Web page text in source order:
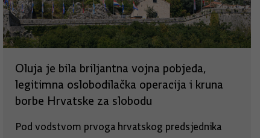
Oluja je bila briljantna vojna pobjeda,
legitimna oslobodilačka operacija i kruna
borbe Hrvatske za slobodu
Pod vodstvom prvoga hrvatskog predsjednika